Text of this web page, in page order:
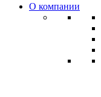
О компании